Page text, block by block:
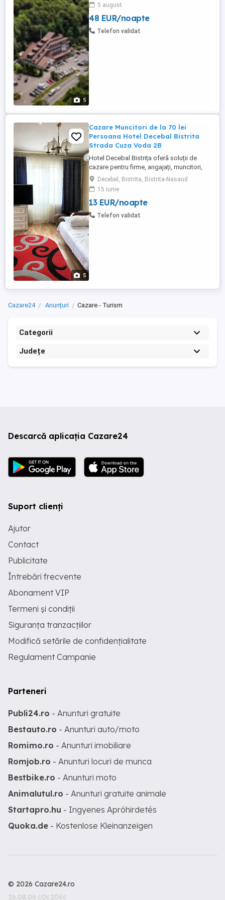
5
urilor. Locația noastră, la marginea pădurii,
între Sibiu și Brașov. Confort și
gastronomie tradițională Hotelul Fântânița
5 august
48 EUR/noapte
Telefon validat
5
Cazare Muncitori de la 70 lei
Persoana Hotel Decebal Bistrita
Strada Cuza Voda 2B
Hotel Decebal Bistrița oferă soluții de
cazare pentru firme, angajați, muncitori,
echipe de tehnicieni, delegații și
colaboratori aflați temporar în Bistrița sau
în județul Bistrița-Năsăud. Suntem un hotel
de 2 stele, situat central în Bistrița, potrivit
pentru companiile care caută cazare
Decebal, Bistrita, Bistrita-Nasaud
15 iunie
13 EUR/noapte
Telefon validat
Cazare24 Anunțuri Cazare - Turism
Categorii
Județe
Descarcă aplicația Cazare24
Suport clienți
Ajutor
Contact
Publicitate
Întrebări frecvente
Abonament VIP
Termeni și condiții
Siguranța tranzacțiilor
Modifică setările de confidențialitate
Regulament Campanie
Parteneri
Publi24.ro - Anunturi gratuite
Bestauto.ro - Anunturi auto/moto
Romimo.ro - Anunturi imobiliare
Romjob.ro - Anunturi locuri de munca
Bestbike.ro - Anunturi moto
Animalutul.ro - Anunturi gratuite animale
Startapro.hu - Ingyenes Apróhirdetés
Quoka.de - Kostenlose Kleinanzeigen
© 2026 Cazare24.ro
26.08.06.c0c206c